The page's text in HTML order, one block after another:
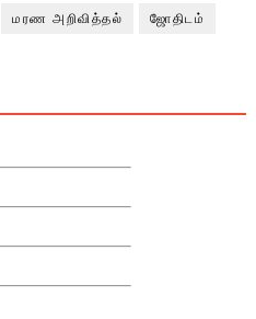
மரண அறிவித்தல் ஜோதிடம்